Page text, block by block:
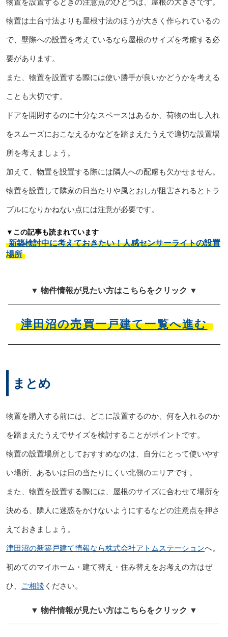
物置を設置するときの注意点のひとつは、屋根の大きさです。
物置は土台寸法よりも屋根寸法のほうが大きく作られているの
で、壁際への設置を考えているなら屋根のサイズを考慮する必
要があります。
また、物置を設置する際には使い勝手が良いかどうかを考える
ことも大切です。
ドアを開閉するのに十分なスペースはあるか、荷物の出し入れ
をスムーズにおこなえるかなどを踏まえたうえで適切な設置場
所を考えましょう。
加えて、物置を設置する際には隣人への配慮も欠かせません。
物置を設置して隣家の日当たりや風とおしが阻害されるとトラ
ブルになりかねない点には注意が必要です。
▼この記事も読まれています
新築検討中に考えておきたい！人感センサーライトの設置
場所
▼ 物件情報が見たい方はこちらをクリック ▼
津田沼の売買一戸建て一覧へ進む
まとめ
物置を購入する前には、どこに設置するのか、何を入れるのか
を踏まえたうえでサイズを検討することがポイントです。
物置の設置場所としておすすめなのは、自分にとって使いやす
い場所、あるいは日の当たりにくい北側のエリアです。
また、物置を設置する際には、屋根のサイズに合わせて場所を
決める、隣人に迷惑をかけないようにするなどの注意点を押さ
えておきましょう。
津田沼の新築戸建て情報なら株式会社アトムステーションへ。
初めてのマイホーム・建て替え・住み替えをお考えの方はぜ
ひ、 ご相談 ください。
▼ 物件情報が見たい方はこちらをクリック ▼